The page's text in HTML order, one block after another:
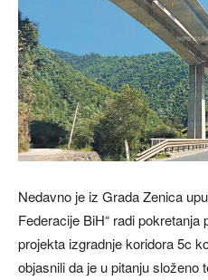
Nedavno je iz Grada Zenica
Federacije BiH“ radi
projekta izgradnje koridora 5c
objasnili da je u pitanju složeno